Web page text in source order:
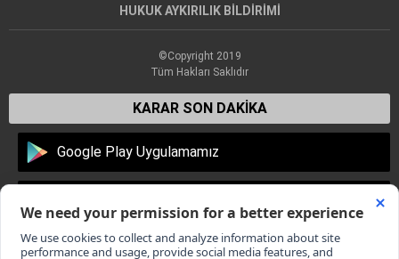
HUKUK AYKIRILIK BİLDİRİMİ
©Copyright 2019
Tüm Hakları Saklıdır
KARAR SON DAKİKA
Google Play Uygulamamız